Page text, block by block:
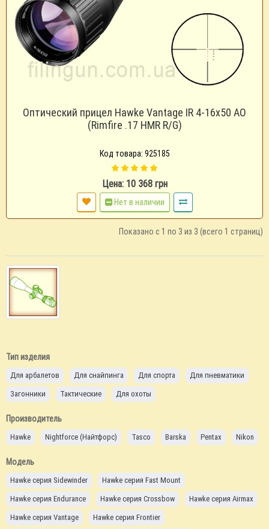
Оптический прицел Hawke Vantage IR 4-16x50 AO
(Rimfire .17 HMR R/G)
Код товара: 925185
Цена: 10 368 грн
Нет в наличии
Показано с 1 по 3 из 3 (всего 1 страниц)
Тип изделия
Для арбалетов Для снайпинга Для спорта
Для пневматики
Загонники
Тактические Для охоты
Производитель
Hawke Nightforce (Найтфорс) Tasco Barska Pentax Nikon
Модель
Hawke серия Sidewinder
Hawke серия Fast Mount
Hawke серия Endurance
Hawke серия Crossbow
Hawke серия Airmax
Hawke серия Vantage
Hawke серия Frontier